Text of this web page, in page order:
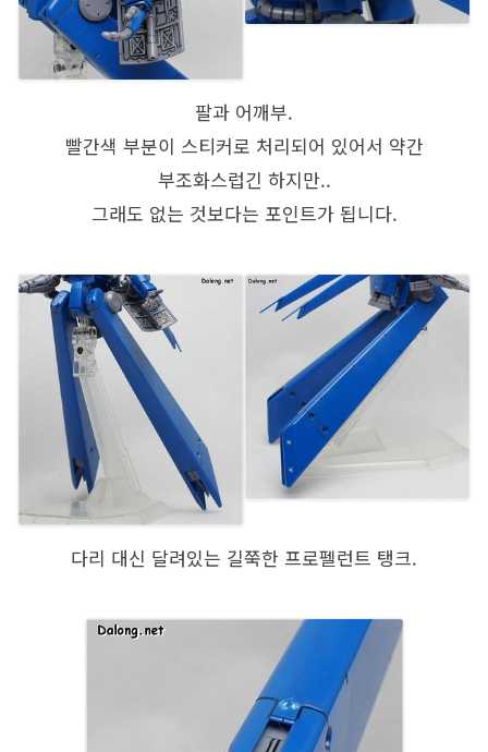
팔과 어깨부.
빨간색 부분이 스티커로 처리되어 있어서 약간
부조화스럽긴 하지만..
그래도 없는 것보다는 포인트가 됩니다.
다리 대신 달려있는 길쭉한 프로펠런트 탱크.